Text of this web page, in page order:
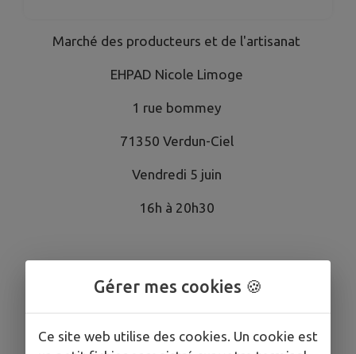
Marché des producteurs et de l'artisanat
EHPAD Nicole Limoge
1 rue bommey
71350 Verdun-Ciel
Vendredi 5 juin
16h à 20h30
Gérer mes cookies 🍪
Ce site web utilise des cookies. Un cookie est